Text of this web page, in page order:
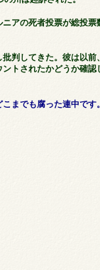
アの死者投票が総投票
判してきた。彼は以前
トされたかどうか確認
までも腐った連中です。